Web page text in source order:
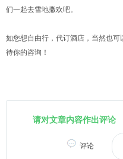
们一起去雪地撒欢吧。
如您想自由行，代订酒店，当然也可
待你的咨询！
请对文章内容作出评论
评论